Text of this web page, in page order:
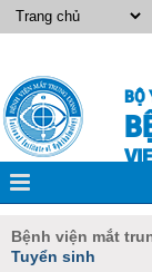
BỘ
Bệnh viện mắt
Tuyển sinh